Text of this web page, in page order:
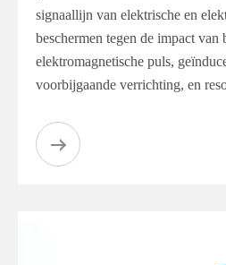
signaallijn van elektrische en
beschermen tegen de impact van
elektromagnetische puls,
voorbijgaande verrichting, en